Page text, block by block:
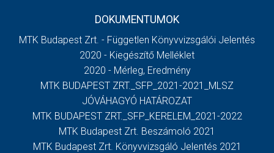
DOKUMENTUMOK
MTK Budapest Zrt. - Független Könyvvizsgálói Jelentés
2020 - Kiegészítő Melléklet
2020 - Mérleg, Eredmény
MTK BUDAPEST ZRT._SFP_2021-2021_MLSZ
JÓVÁHAGYÓ HATÁROZAT
MTK BUDAPEST ZRT._SFP_KERELEM_2021-2022
MTK Budapest Zrt. Beszámoló 2021
MTK Budapest Zrt. Könyvvizsgáló Jelentés 2021